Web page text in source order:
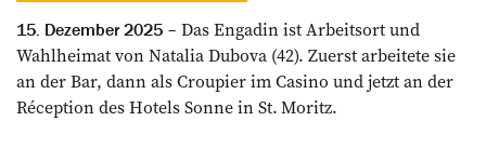
15. Dezember 2025
Das Engadin ist Arbeitsort und
Wahlheimat von Natalia Dubova (42). Zuerst arbeitete sie
an der Bar, dann als Croupier im Casino und jetzt an der
Réception des Hotels Sonne in St. Moritz.